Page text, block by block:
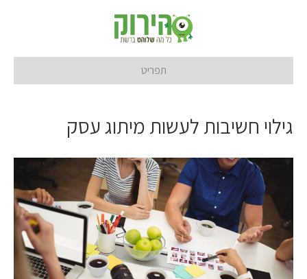
תפריט
גילוי חשיבות לעשות מיתוג עסק